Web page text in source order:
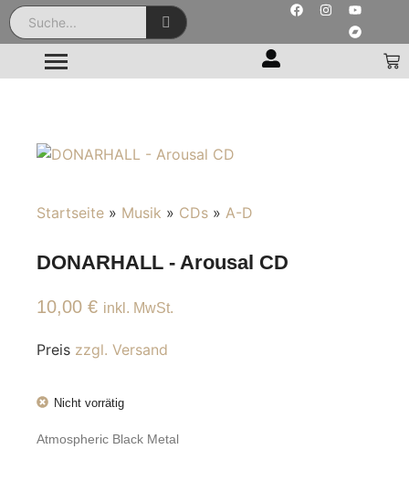
Startseite » Musik » CDs » A-D
DONARHALL - Arousal CD
10,00 € inkl. MwSt.
Preis zzgl. Versand
Nicht vorrätig
Atmospheric Black Metal